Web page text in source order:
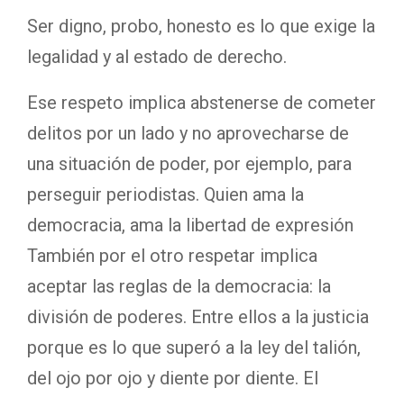
Ser digno, probo, honesto es lo que exige la
legalidad y al estado de derecho.
Ese respeto implica abstenerse de cometer
delitos por un lado y no aprovecharse de
una situación de poder, por ejemplo, para
perseguir periodistas. Quien ama la
democracia, ama la libertad de expresión
También por el otro respetar implica
aceptar las reglas de la democracia: la
división de poderes. Entre ellos a la justicia
porque es lo que superó a la ley del talión,
del ojo por ojo y diente por diente. El